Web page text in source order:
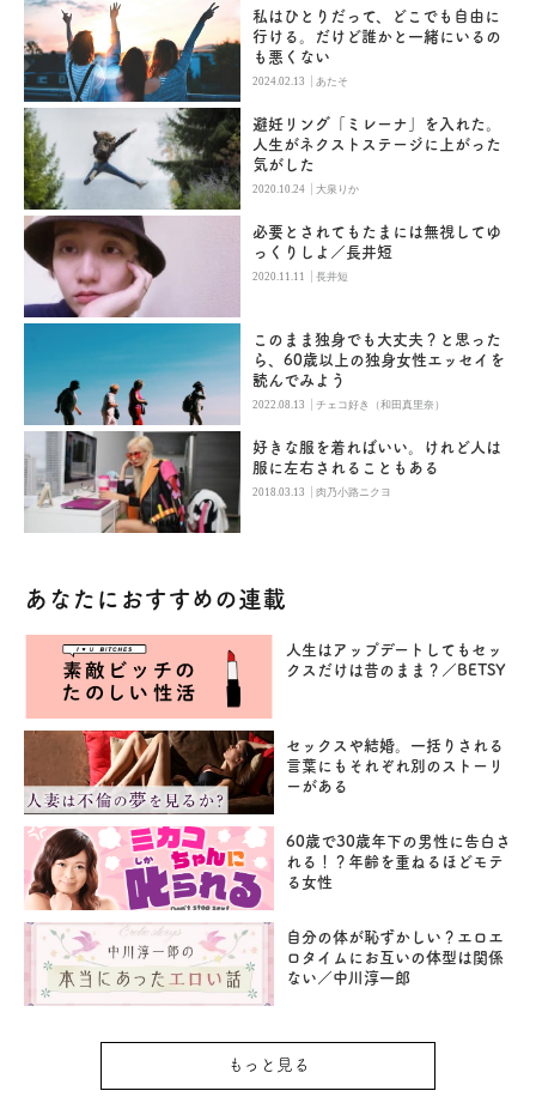
私はひとりだって、どこでも自由に
行ける。だけど誰かと一緒にいるの
も悪くない
2024.02.13 |あたそ
避妊リング「ミレーナ」を入れた。
人生がネクストステージに上がった
気がした
2020.10.24 |大泉りか
必要とされてもたまには無視してゆ
っくりしよ／長井短
2020.11.11 |長井短
このまま独身でも大丈夫？と思った
ら、60歳以上の独身女性エッセイを
読んでみよう
2022.08.13 |チェコ好き（和田真里奈）
好きな服を着ればいい。けれど人は
服に左右されることもある
2018.03.13 |肉乃小路ニクヨ
あなたにおすすめの連載
人生はアップデートしてもセッ
クスだけは昔のまま？／BETSY
セックスや結婚。一括りされる
言葉にもそれぞれ別のストーリ
ーがある
60歳で30歳年下の男性に告白さ
れる！？年齢を重ねるほどモテ
る女性
自分の体が恥ずかしい？エロエ
ロタイムにお互いの体型は関係
ない／中川淳一郎
もっと見る